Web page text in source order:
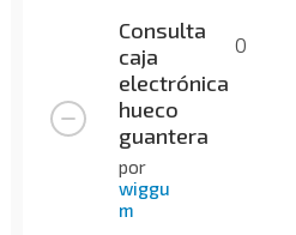
Consulta
caja
electrónica
hueco
guantera
por
wiggu
m
0